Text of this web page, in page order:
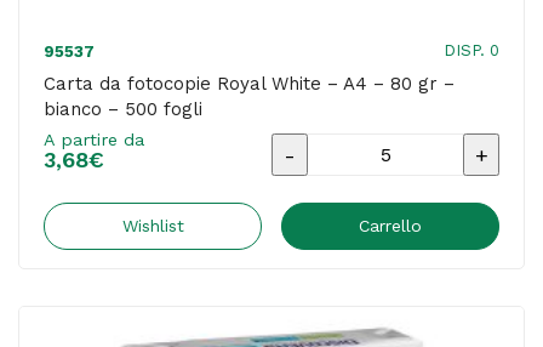
95537 DISP. 0
Carta da fotocopie Royal White – A4 – 80 gr –
bianco – 500 fogli
A partire da
3,68€
Carta
fotocopie
-
Wishlist Carrello